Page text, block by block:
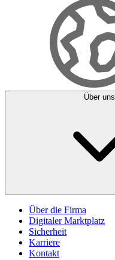
Über uns
Über die Firma
Digitaler Marktplatz
Sicherheit
Karriere
Kontakt